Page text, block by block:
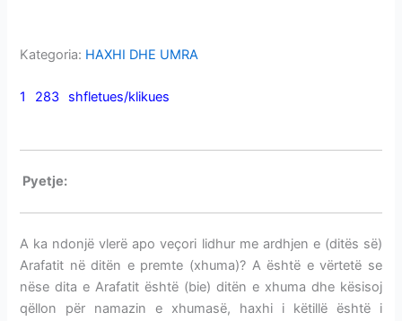
Kategoria: HAXHI DHE UMRA
1 283 shfletues/klikues
Pyetje:
A ka ndonjë vlerë apo veçori lidhur me ardhjen e (ditës së)
Arafatit në ditën e premte (xhuma)? A është e vërtetë se
nëse dita e Arafatit është (bie) ditën e xhuma dhe kësisoj
qëllon për namazin e xhumasë, haxhi i këtillë është i